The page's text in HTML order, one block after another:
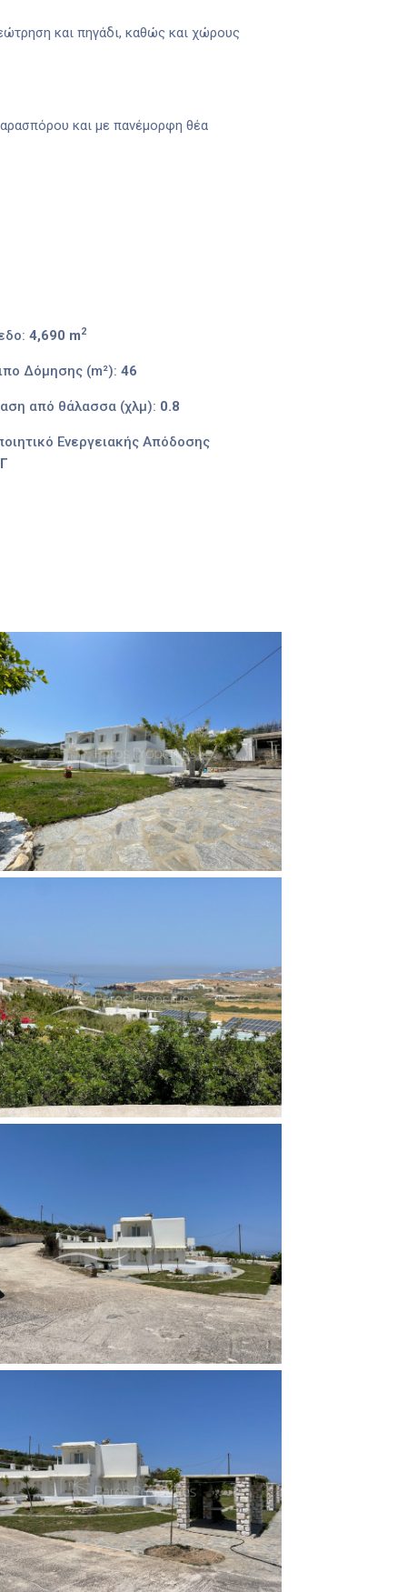
και πηγάδι, καθώς και χώρους
και με πανέμορφη θέα
4,690 m2
Δόμησης (m²): 46
από θάλασσα (χλμ): 0.8
Ενεργειακής Απόδοσης
Γ